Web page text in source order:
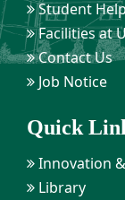
Student
Facilities at
Contact Us
Job Notice
Quick
Innovation
Library